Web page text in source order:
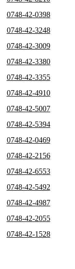
0748-42-0398
0748-42-3248
0748-42-3009
0748-42-3380
0748-42-3355
0748-42-4910
0748-42-5007
0748-42-5394
0748-42-0469
0748-42-2156
0748-42-6553
0748-42-5492
0748-42-4987
0748-42-2055
0748-42-1528